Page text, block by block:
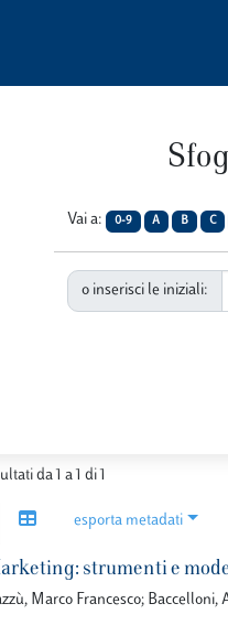
Vai a: 0-9 A B C
o inserisci le iniziali:
da 1 a 1 di 1
esporta metadati
strumenti e
Marco Francesco; Baccelloni,